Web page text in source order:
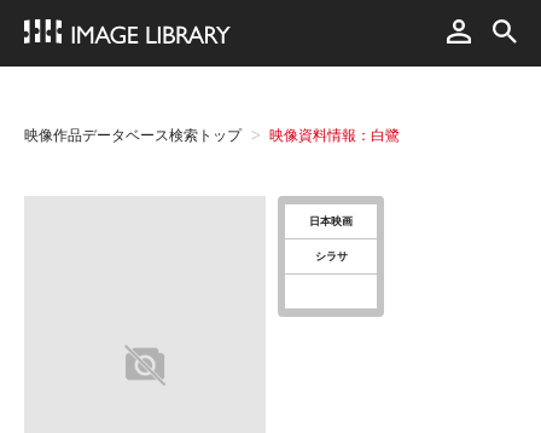
映像作品データベース検索トップ 映像資料情報：白鷺
日本映画
シラサ